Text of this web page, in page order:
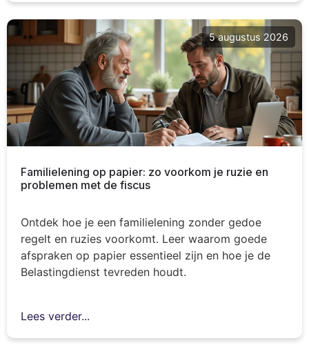
5 augustus 2026
Familielening op papier: zo voorkom je ruzie en
problemen met de fiscus
Ontdek hoe je een familielening zonder gedoe
regelt en ruzies voorkomt. Leer waarom goede
afspraken op papier essentieel zijn en hoe je de
Belastingdienst tevreden houdt.
Lees verder...